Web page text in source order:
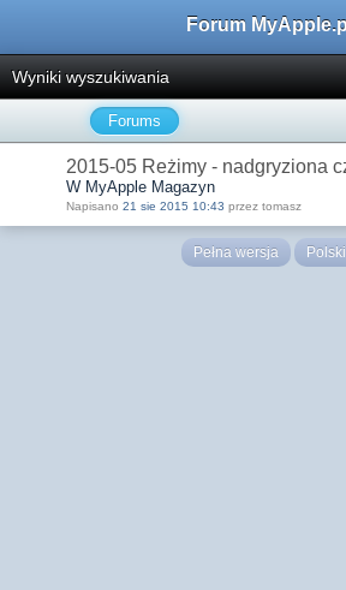
Forum MyApple.pl
Wyniki wyszukiwania
Forums
2015-05 Reżimy - nadgryziona
W MyApple Magazyn
Napisano 21 sie 2015 10:43 przez tomasz
Pełna wersja Polski